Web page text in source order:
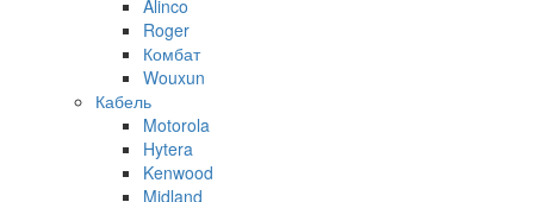
Alinco
Roger
Комбат
Wouxun
Кабель
Motorola
Hytera
Kenwood
Midland